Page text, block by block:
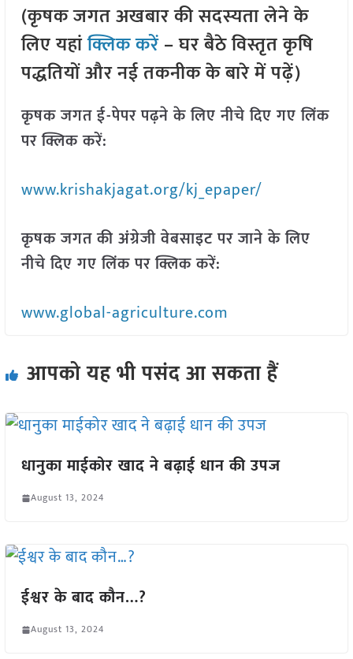
(कृषक जगत अखबार की सदस्यता लेने के
लिए यहांक्लिक करें– घर बैठे विस्तृत कृषि
पद्धतियों और नई तकनीक के बारे में पढ़ें)
कृषक जगत ई-पेपर पढ़ने के लिए नीचे दिए गए लिंक
पर क्लिक करें:
www.krishakjagat.org/kj_epaper/
कृषक जगत की अंग्रेजी वेबसाइट पर जाने के लिए
नीचे दिए गए लिंक पर क्लिक करें:
www.global-agriculture.com
आपको यह भी पसंद आ सकता हैं
धानुका माईकोर खाद ने बढ़ाई धान की उपज
August 13, 2024
ईश्वर के बाद कौन…?
August 13, 2024